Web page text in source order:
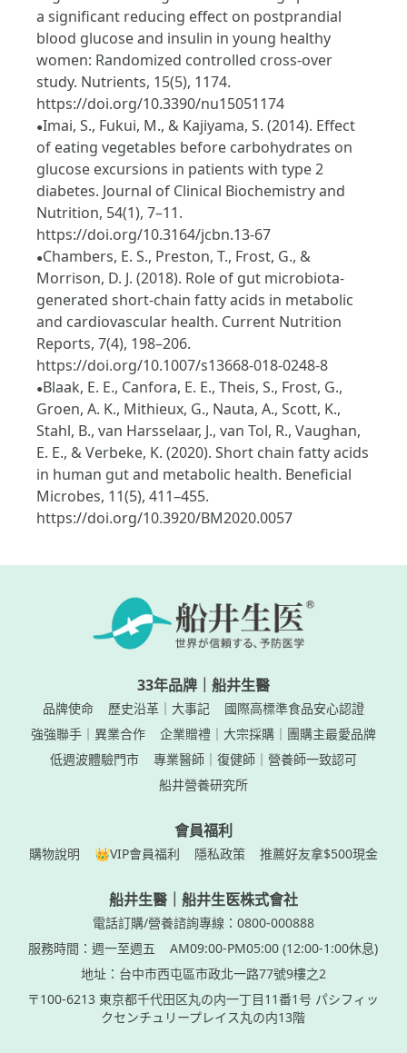
a significant reducing effect on postprandial
blood glucose and insulin in young healthy
women: Randomized controlled cross-over
study. Nutrients, 15(5), 1174.
https://doi.org/10.3390/nu15051174
●Imai, S., Fukui, M., & Kajiyama, S. (2014). Effect
of eating vegetables before carbohydrates on
glucose excursions in patients with type 2
diabetes. Journal of Clinical Biochemistry and
Nutrition, 54(1), 7–11.
https://doi.org/10.3164/jcbn.13-67
●Chambers, E. S., Preston, T., Frost, G., &
Morrison, D. J. (2018). Role of gut microbiota-
generated short-chain fatty acids in metabolic
and cardiovascular health. Current Nutrition
Reports, 7(4), 198–206.
https://doi.org/10.1007/s13668-018-0248-8
●Blaak, E. E., Canfora, E. E., Theis, S., Frost, G.,
Groen, A. K., Mithieux, G., Nauta, A., Scott, K.,
Stahl, B., van Harsselaar, J., van Tol, R., Vaughan,
E. E., & Verbeke, K. (2020). Short chain fatty acids
in human gut and metabolic health. Beneficial
Microbes, 11(5), 411–455.
https://doi.org/10.3920/BM2020.0057
33年品牌｜船井生醫
品牌使命 歷史沿革｜大事記
國際高標準食品安心認證
強強聯手｜異業合作
企業贈禮｜大宗採購｜團購主最愛品牌
低週波體驗門市
專業醫師｜復健師｜營養師一致認可
船井營養研究所
會員福利
購物說明 👑VIP會員福利 隱私政策 推薦好友拿$500現金
船井生醫｜船井生医株式會社
電話訂購/營養諮詢專線：0800-000888
服務時間：週一至週五
AM09:00-PM05:00 (12:00-1:00休息)
地址：台中市西屯區市政北一路77號9樓之2
〒100-6213 東京都千代田区丸の内一丁目11番1号 パシフィッ
クセンチュリープレイス丸の内13階